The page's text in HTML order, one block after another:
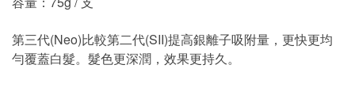
第三代(Neo)比較第二代(SII)提高銀離子吸附量，更快更均
勻覆蓋白髮。髮色更深潤，效果更持久。